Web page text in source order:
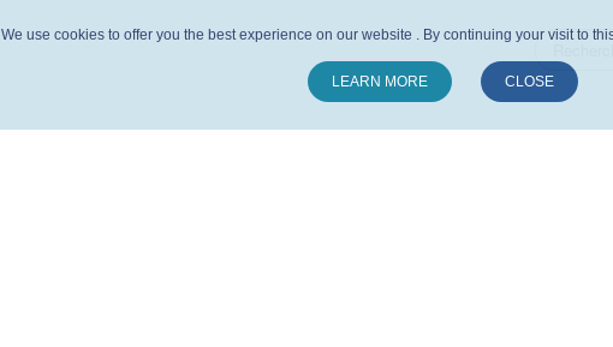
We use cookies to offer you the best experience on our website . By continuing your visit to
LEARN MORE CLOSE